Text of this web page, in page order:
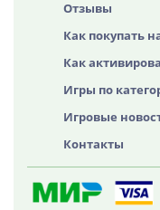
Отзывы
Как покупать
Как
Игры по
Игровые
Контакты